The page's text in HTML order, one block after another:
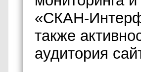
«СКАН-
также
аудитория